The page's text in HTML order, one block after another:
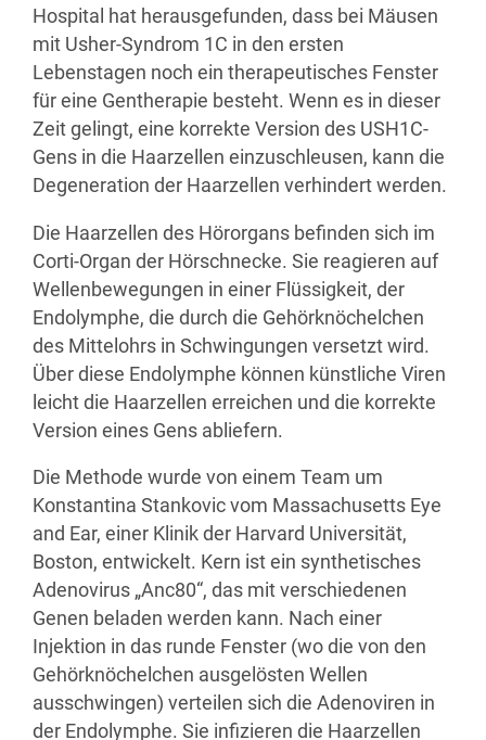
Hospital hat herausgefunden, dass bei Mäusen
mit Usher-Syndrom 1C in den ersten
Lebenstagen noch ein therapeutisches Fenster
für eine Gentherapie besteht. Wenn es in dieser
Zeit gelingt, eine korrekte Version des USH1C-
Gens in die Haarzellen einzuschleusen, kann die
Degeneration der Haarzellen verhindert werden.
Die Haarzellen des Hörorgans befinden sich im
Corti-Organ der Hörschnecke. Sie reagieren auf
Wellenbewegungen in einer Flüssigkeit, der
Endolymphe, die durch die Gehörknöchelchen
des Mittelohrs in Schwingungen versetzt wird.
Über diese Endolymphe können künstliche Viren
leicht die Haarzellen erreichen und die korrekte
Version eines Gens abliefern.
Die Methode wurde von einem Team um
Konstantina Stankovic vom Massachusetts Eye
and Ear, einer Klinik der Harvard Universität,
Boston, entwickelt. Kern ist ein synthe­tisches
Adenovirus „Anc80“, das mit verschiedenen
Genen beladen werden kann. Nach einer
Injektion in das runde Fenster (wo die von den
Gehörknöchelchen ausgelösten Wellen
ausschwingen) verteilen sich die Adenoviren in
der Endolymphe. Sie infizieren die Haarzellen